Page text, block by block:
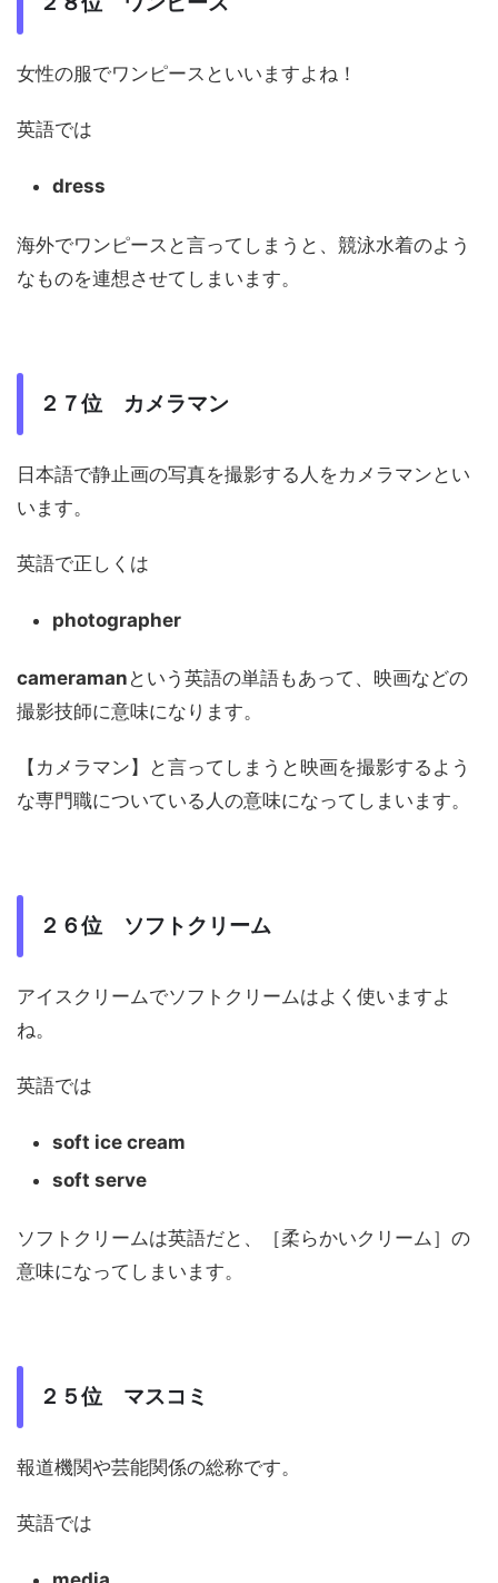
女性の服でワンピースといいますよね！
英語では
dress
海外でワンピースと言ってしまうと、競泳水着のよう
なものを連想させてしまいます。
２７位 カメラマン
日本語で静止画の写真を撮影する人をカメラマンとい
います。
英語で正しくは
photographer
cameraman という英語の単語もあって、映画などの
撮影技師に意味になります。
【カメラマン】と言ってしまうと映画を撮影するよう
な専門職についている人の意味になってしまいます。
２６位 ソフトクリーム
アイスクリームでソフトクリームはよく使いますよ
ね。
英語では
soft ice cream
soft serve
ソフトクリームは英語だと、［柔らかいクリーム］の
意味になってしまいます。
２５位 マスコミ
報道機関や芸能関係の総称です。
英語では